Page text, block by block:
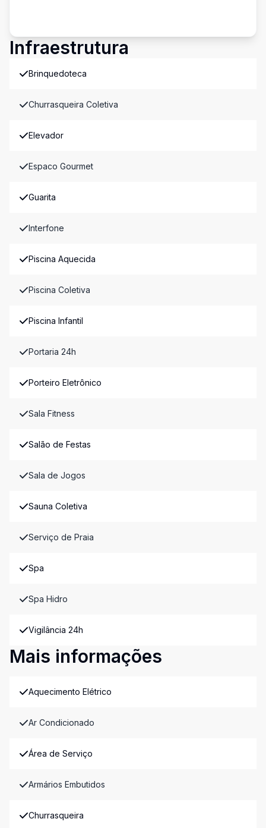
Infraestrutura
Brinquedoteca
Churrasqueira Coletiva
Elevador
Espaco Gourmet
Guarita
Interfone
Piscina Aquecida
Piscina Coletiva
Piscina Infantil
Portaria 24h
Porteiro Eletrônico
Sala Fitness
Salão de Festas
Sala de Jogos
Sauna Coletiva
Serviço de Praia
Spa
Spa Hidro
Vigilância 24h
Mais informações
Aquecimento Elétrico
Ar Condicionado
Área de Serviço
Armários Embutidos
Churrasqueira